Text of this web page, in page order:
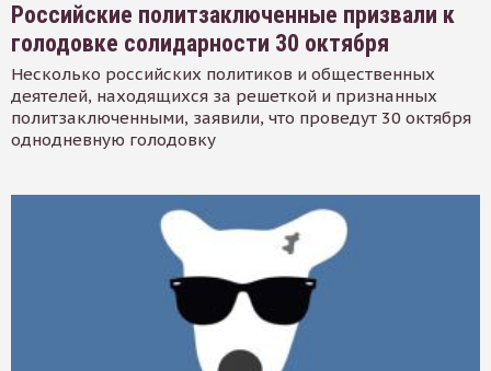
Российские политзаключенные призвали к
голодовке солидарности 30 октября
Несколько российских политиков и общественных
деятелей, находящихся за решеткой и признанных
политзаключенными, заявили, что проведут 30 октября
однодневную голодовку